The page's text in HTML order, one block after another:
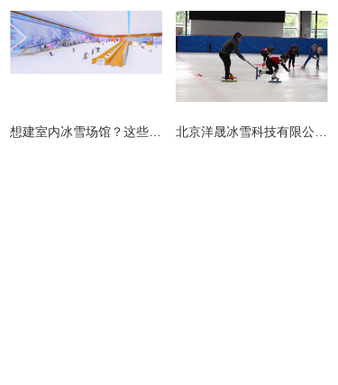
北京洋晟冰雪科技有限公司扎根首都北京，是国内领先的室内冰雪场馆建设一站式服务商。